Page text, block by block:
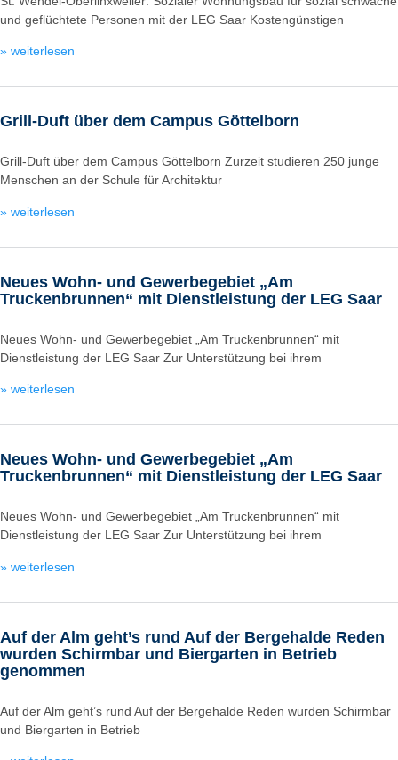
und geflüchtete Personen mit der LEG Saar Kostengünstigen
» weiterlesen
Grill-Duft über dem Campus Göttelborn
Grill-Duft über dem Campus Göttelborn Zurzeit studieren 250 junge
Menschen an der Schule für Architektur
» weiterlesen
Neues Wohn- und Gewerbegebiet „Am
Truckenbrunnen“ mit Dienstleistung der LEG Saar
Neues Wohn- und Gewerbegebiet „Am Truckenbrunnen“ mit
Dienstleistung der LEG Saar Zur Unterstützung bei ihrem
» weiterlesen
Neues Wohn- und Gewerbegebiet „Am
Truckenbrunnen“ mit Dienstleistung der LEG Saar
Neues Wohn- und Gewerbegebiet „Am Truckenbrunnen“ mit
Dienstleistung der LEG Saar Zur Unterstützung bei ihrem
» weiterlesen
Auf der Alm geht’s rund Auf der Bergehalde Reden
wurden Schirmbar und Biergarten in Betrieb
genommen
Auf der Alm geht’s rund Auf der Bergehalde Reden wurden Schirmbar
und Biergarten in Betrieb